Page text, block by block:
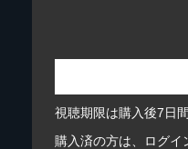
視聴期限は購入後7日間
購入済の方は、ログイ